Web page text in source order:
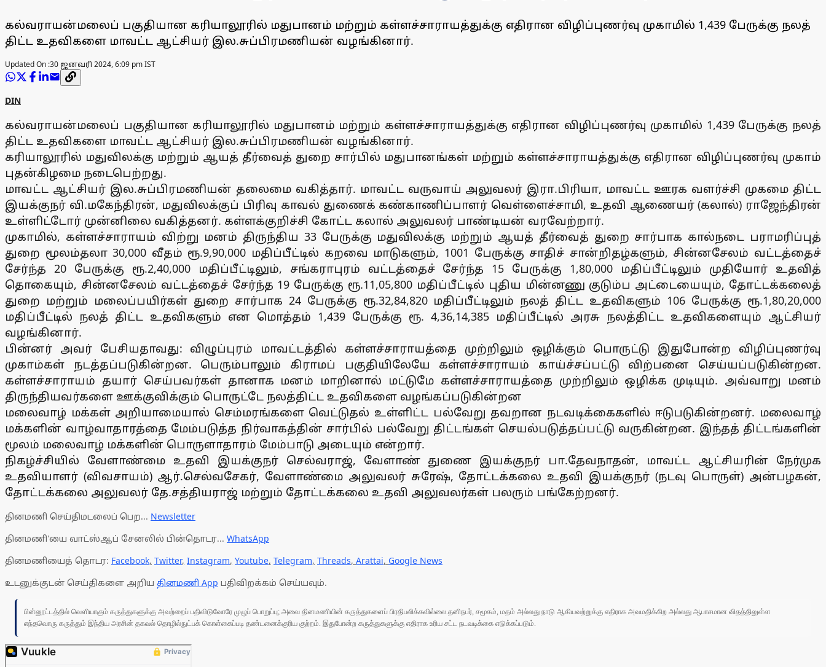
கல்வராயன்மலைப் பகுதியான கரியாலூரில் மதுபானம் மற்றும் கள்ளச்சாராயத்துக்கு எதிரான விழிப்புணர்வு முகாமில் 1,439 பேருக்கு நலத்
திட்ட உதவிகளை மாவட்ட ஆட்சியர் இல.சுப்பிரமணியன் வழங்கினார்.
Updated On :30 ஜனவரி 2024, 6:09 pm IST
DIN
கல்வராயன்மலைப் பகுதியான கரியாலூரில் மதுபானம் மற்றும் கள்ளச்சாராயத்துக்கு எதிரான விழிப்புணர்வு முகாமில் 1,439 பேருக்கு நலத்
திட்ட உதவிகளை மாவட்ட ஆட்சியர் இல.சுப்பிரமணியன் வழங்கினார்.
கரியாலூரில் மதுவிலக்கு மற்றும் ஆயத் தீர்வைத் துறை சார்பில் மதுபானங்கள் மற்றும் கள்ளச்சாராயத்துக்கு எதிரான விழிப்புணர்வு முகாம்
புதன்கிழமை நடைபெற்றது.
மாவட்ட ஆட்சியர் இல.சுப்பிரமணியன் தலைமை வகித்தார். மாவட்ட வருவாய் அலுவலர் இரா.பிரியா, மாவட்ட ஊரக வளர்ச்சி முகமை திட்ட
இயக்குநர் வி.மகேந்திரன், மதுவிலக்குப் பிரிவு காவல் துணைக் கண்காணிப்பாளர் வெள்ளைச்சாமி, உதவி ஆணையர் (கலால்) ராஜேந்திரன்
உள்ளிட்டோர் முன்னிலை வகித்தனர். கள்ளக்குறிச்சி கோட்ட கலால் அலுவலர் பாண்டியன் வரவேற்றார்.
முகாமில், கள்ளச்சாராயம் விற்று மனம் திருந்திய 33 பேருக்கு மதுவிலக்கு மற்றும் ஆயத் தீர்வைத் துறை சார்பாக கால்நடை பராமரிப்புத்
துறை மூலம்தலா 30,000 வீதம் ரூ.9,90,000 மதிப்பீட்டில் கறவை மாடுகளும், 1001 பேருக்கு சாதிச் சான்றிதழ்களும், சின்னசேலம் வட்டத்தைச்
சேர்ந்த 20 பேருக்கு ரூ.2,40,000 மதிப்பீட்டிலும், சங்கராபுரம் வட்டத்தைச் சேர்ந்த 15 பேருக்கு 1,80,000 மதிப்பீட்டிலும் முதியோர் உதவித்
தொகையும், சின்னசேலம் வட்டத்தைச் சேர்ந்த 19 பேருக்கு ரூ.11,05,800 மதிப்பீட்டில் புதிய மின்னணு குடும்ப அட்டையையும், தோட்டக்கலைத்
துறை மற்றும் மலைப்பயிர்கள் துறை சார்பாக 24 பேருக்கு ரூ.32,84,820 மதிப்பீட்டிலும் நலத் திட்ட உதவிகளும் 106 பேருக்கு ரூ.1,80,20,000
மதிப்பீட்டில் நலத் திட்ட உதவிகளும் என மொத்தம் 1,439 பேருக்கு ரூ. 4,36,14,385 மதிப்பீட்டில் அரசு நலத்திட்ட உதவிகளையும் ஆட்சியர்
வழங்கினார்.
பின்னர் அவர் பேசியதாவது: விழுப்புரம் மாவட்டத்தில் கள்ளச்சாராயத்தை முற்றிலும் ஒழிக்கும் பொருட்டு இதுபோன்ற விழிப்புணர்வு
முகாம்கள் நடத்தப்படுகின்றன. பெரும்பாலும் கிராமப் பகுதியிலேயே கள்ளச்சாராயம் காய்ச்சப்பட்டு விற்பனை செய்யப்படுகின்றன.
கள்ளச்சாராயம் தயார் செய்பவர்கள் தானாக மனம் மாறினால் மட்டுமே கள்ளச்சாராயத்தை முற்றிலும் ஒழிக்க முடியும். அவ்வாறு மனம்
திருந்தியவர்களை ஊக்குவிக்கும் பொருட்டே நலத்திட்ட உதவிகளை வழங்கப்படுகின்றன
மலைவாழ் மக்கள் அறியாமையால் செம்மரங்களை வெட்டுதல் உள்ளிட்ட பல்வேறு தவறான நடவடிக்கைகளில் ஈடுபடுகின்றனர். மலைவாழ்
மக்களின் வாழ்வாதாரத்தை மேம்படுத்த நிர்வாகத்தின் சார்பில் பல்வேறு திட்டங்கள் செயல்படுத்தப்பட்டு வருகின்றன. இந்தத் திட்டங்களின்
மூலம் மலைவாழ் மக்களின் பொருளாதாரம் மேம்பாடு அடையும் என்றார்.
நிகழ்ச்சியில் வேளாண்மை உதவி இயக்குநர் செல்வராஜ், வேளாண் துணை இயக்குநர் பா.தேவநாதன், மாவட்ட ஆட்சியரின் நேர்முக
உதவியாளர் (விவசாயம்) ஆர்.செல்வசேகர், வேளாண்மை அலுவலர் சுரேஷ், தோட்டக்கலை உதவி இயக்குநர் (நடவு பொருள்) அன்பழகன்,
தோட்டக்கலை அலுவலர் தே.சத்தியராஜ் மற்றும் தோட்டக்கலை உதவி அலுவலர்கள் பலரும் பங்கேற்றனர்.
தினமணி செய்திமடலைப் பெற... Newsletter
தினமணி'யை வாட்ஸ்ஆப் சேனலில் பின்தொடர... WhatsApp
தினமணியைத் தொடர: Facebook, Twitter, Instagram, Youtube, Telegram, Threads, Arattai, Google News
உடனுக்குடன் செய்திகளை அறிய தினமணி App பதிவிறக்கம் செய்யவும்.
பின்னூட்டத்தில் வெளியாகும் கருத்துகளுக்கு அவற்றைப் பதிவிடுவோரே முழுப் பொறுப்பு; அவை தினமணியின் கருத்துகளைப் பிரதிபலிக்கவில்லை.தனிநபர், சமூகம், மதம் அல்லது நாடு ஆகியவற்றுக்கு எதிராக அவமதிக்கிற அல்லது ஆபாசமான விதத்திலுள்ள
எந்தவொரு கருத்தும் இந்திய அரசின் தகவல் தொழில்நுட்பக் கொள்கைப்படி தண்டனைக்குரிய குற்றம். இதுபோன்ற கருத்துகளுக்கு எதிராக உரிய சட்ட நடவடிக்கை எடுக்கப்படும்.